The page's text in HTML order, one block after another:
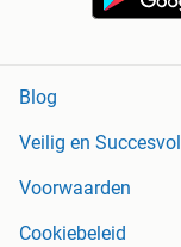
Blog
Veilig en Succesvol
Voorwaarden
Cookiebeleid